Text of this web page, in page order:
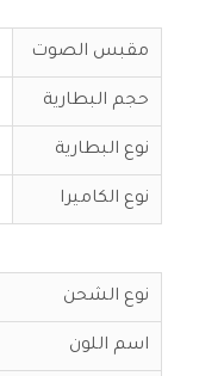
مقبس الصوت
حجم البطارية
نوع البطارية
نوع الكاميرا
نوع الشحن
اسم اللون